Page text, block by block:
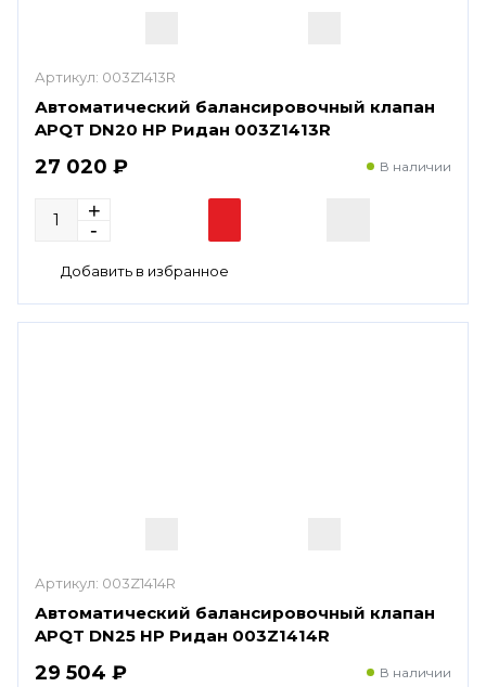
Артикул: 003Z1413R
Автоматический балансировочный клапан
APQT DN20 HP Ридан 003Z1413R
27 020 ₽ В наличии
Артикул: 003Z1414R
Автоматический балансировочный клапан
APQT DN25 HP Ридан 003Z1414R
29 504 ₽ В наличии